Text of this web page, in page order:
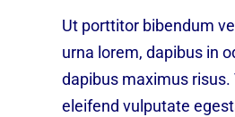
Ut porttitor bibendum
urna lorem, dapibus in
dapibus maximus risus.
eleifend vulputate